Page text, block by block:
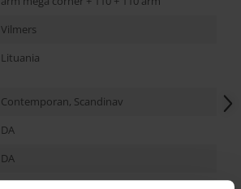
Vilmers
Lituania
Contemporan, Scandinav
DA
DA